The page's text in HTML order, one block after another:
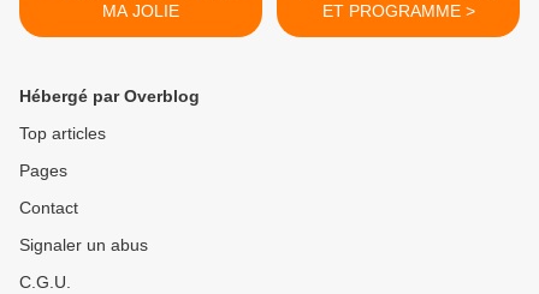
MA JOLIE
ET PROGRAMME >
Hébergé par Overblog
Top articles
Pages
Contact
Signaler un abus
C.G.U.